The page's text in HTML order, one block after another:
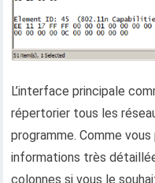
L’interface principale
répertorier tous les
programme. Comme
informations très
colonnes si vous le